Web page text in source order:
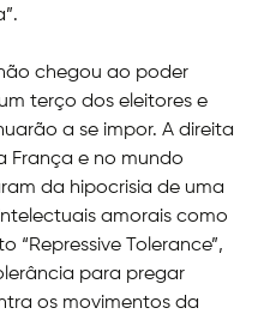
chegou ao poder
terço dos eleitores e
a se impor. A direita
França e no mundo
da hipocrisia de uma
amorais como
“Repressive Tolerance”,
para pregar
os movimentos da